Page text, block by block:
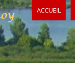
ACCUEIL